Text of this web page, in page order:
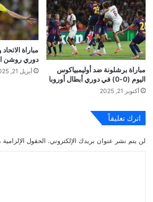
مباراة برشلونة ضد أوليمبياكوس
اليوم (0-0) في دوري أبطال أوروبا
أكتوبر 21, 2025
مباراة
دوري روشن
أبريل 21, 2025
اترك تعليقاً
لن يتم نشر عنوان بريدك الإلكتروني. الحقول الإلزامية